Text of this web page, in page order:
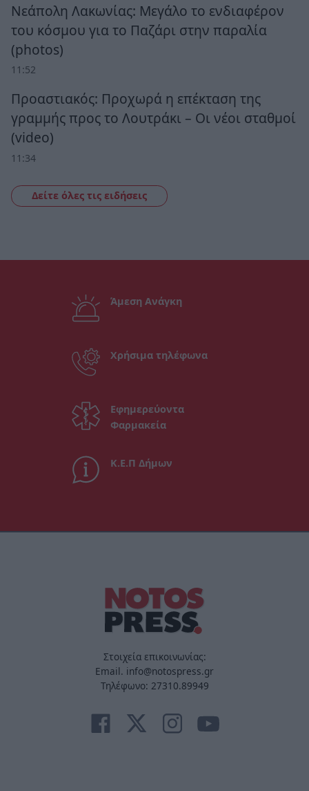
Νεάπολη Λακωνίας: Μεγάλο το ενδιαφέρον
του κόσμου για το Παζάρι στην παραλία
(photos)
11:52
Προαστιακός: Προχωρά η επέκταση της
γραμμής προς το Λουτράκι – Οι νέοι σταθμοί
(video)
11:34
Δείτε όλες τις ειδήσεις
Άμεση Ανάγκη
Χρήσιμα τηλέφωνα
Εφημερεύοντα
Φαρμακεία
Κ.Ε.Π Δήμων
Στοιχεία επικοινωνίας:
Email. info@notospress.gr
Τηλέφωνο: 27310.89949